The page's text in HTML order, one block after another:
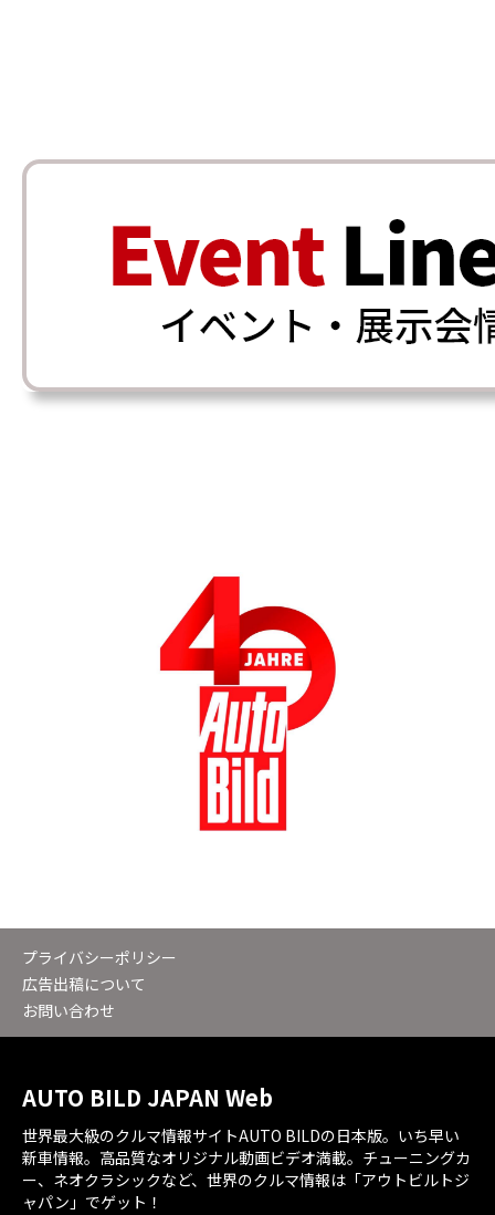
プライバシーポリシー
広告出稿について
お問い合わせ
AUTO BILD JAPAN Web
世界最大級のクルマ情報サイトAUTO BILDの日本版。いち早い
新車情報。高品質なオリジナル動画ビデオ満載。チューニングカ
ー、ネオクラシックなど、世界のクルマ情報は「アウトビルトジ
ャパン」でゲット！